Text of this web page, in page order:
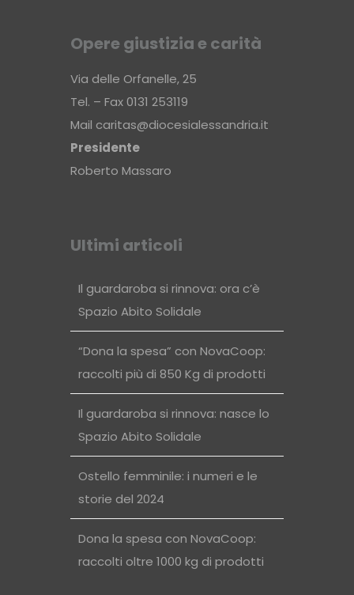
Opere giustizia e carità
Via delle Orfanelle, 25
Tel. – Fax 0131 253119
Mail caritas@diocesialessandria.it
Presidente
Roberto Massaro
Ultimi articoli
Il guardaroba si rinnova: ora c’è
Spazio Abito Solidale
“Dona la spesa” con NovaCoop:
raccolti più di 850 Kg di prodotti
Il guardaroba si rinnova: nasce lo
Spazio Abito Solidale
Ostello femminile: i numeri e le
storie del 2024
Dona la spesa con NovaCoop:
raccolti oltre 1000 kg di prodotti